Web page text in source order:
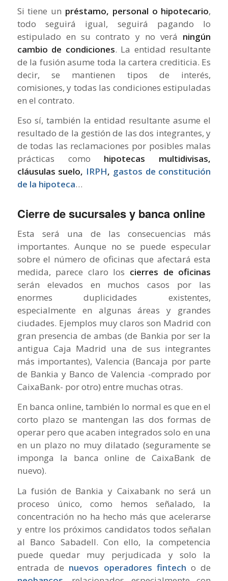
Si tiene un préstamo, personal o hipotecario,
todo seguirá igual, seguirá pagando lo
estipulado en su contrato y no verá ningún
cambio de condiciones. La entidad resultante
de la fusión asume toda la cartera crediticia. Es
decir, se mantienen tipos de interés,
comisiones, y todas las condiciones estipuladas
en el contrato.
Eso sí, también la entidad resultante asume el
resultado de la gestión de las dos integrantes, y
de todas las reclamaciones por posibles malas
prácticas como hipotecas multidivisas,
cláusulas suelo, IRPH, gastos de constitución
de la hipoteca…
Cierre de sucursales y banca online
Esta será una de las consecuencias más
importantes. Aunque no se puede especular
sobre el número de oficinas que afectará esta
medida, parece claro los cierres de oficinas
serán elevados en muchos casos por las
enormes duplicidades existentes,
especialmente en algunas áreas y grandes
ciudades. Ejemplos muy claros son Madrid con
gran presencia de ambas (de Bankia por ser la
antigua Caja Madrid una de sus integrantes
más importantes), Valencia (Bancaja por parte
de Bankia y Banco de Valencia -comprado por
CaixaBank- por otro) entre muchas otras.
En banca online, también lo normal es que en el
corto plazo se mantengan las dos formas de
operar pero que acaben integrados solo en una
en un plazo no muy dilatado (seguramente se
imponga la banca online de CaixaBank de
nuevo).
La fusión de Bankia y Caixabank no será un
proceso único, como hemos señalado, la
concentración no ha hecho más que acelerarse
y entre los próximos candidatos todos señalan
al Banco Sabadell. Con ello, la competencia
puede quedar muy perjudicada y solo la
entrada de nuevos operadores fintech o de